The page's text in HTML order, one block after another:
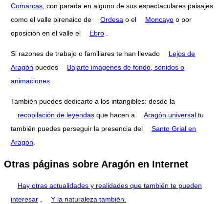
Comarcas , con parada en alguno de sus espectaculares paisajes
como el valle pirenaico de
Ordesa o el Moncayo o por
oposición en el valle el
Ebro
Si razones de trabajo o familiares te han llevado
Lejos de
Aragón puedes
Bajarte imágenes de fondo, sonidos o
animaciones
También puedes dedicarte a los intangibles: desde la
recopilación de leyendas que hacen a Aragón universal tu
también puedes perseguir la presencia del
Santo Grial en
Aragón
Otras páginas sobre Aragón en Internet
Hay otras actualidades y realidades que también te pueden
interesar
Y la naturaleza también.